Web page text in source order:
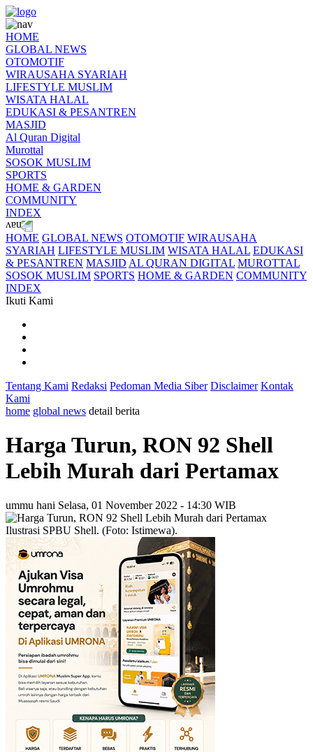
HOME
GLOBAL NEWS
OTOMOTIF
WIRAUSAHA SYARIAH
LIFESTYLE MUSLIM
WISATA HALAL
EDUKASI & PESANTREN
MASJID
Al Quran Digital
Murottal
SOSOK MUSLIM
SPORTS
HOME & GARDEN
COMMUNITY
INDEX
HOME GLOBAL NEWS OTOMOTIF WIRAUSAHA
SYARIAH LIFESTYLE MUSLIM WISATA HALAL EDUKASI
& PESANTREN MASJID AL QURAN DIGITAL MUROTTAL
SOSOK MUSLIM SPORTS HOME & GARDEN COMMUNITY
INDEX
Ikuti Kami
Tentang Kami Redaksi Pedoman Media Siber Disclaimer Kontak
Kami
home global news detail berita
Harga Turun, RON 92 Shell
Lebih Murah dari Pertamax
ummu hani Selasa, 01 November 2022 - 14:30 WIB
Ilustrasi SPBU Shell. (Foto: Istimewa).